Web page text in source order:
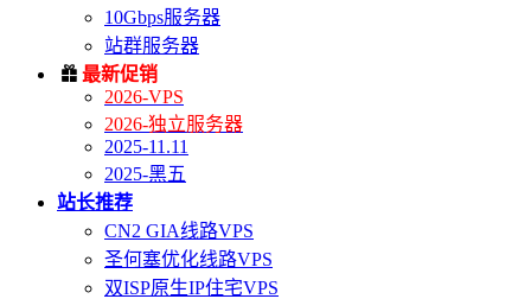
10Gbps服务器
站群服务器
 最新促销
2026-VPS
2026-独立服务器
2025-11.11
2025-黑五
站长推荐
CN2 GIA线路VPS
圣何塞优化线路VPS
双ISP原生IP住宅VPS